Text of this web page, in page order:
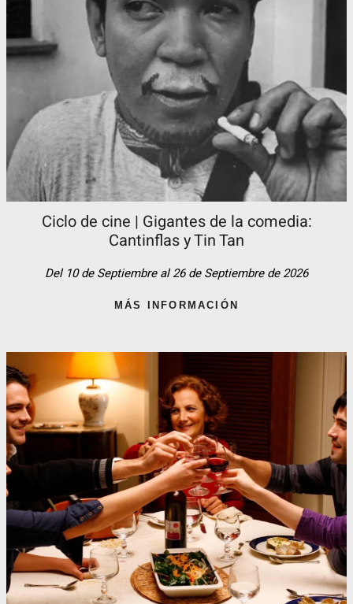
Ciclo de cine | Gigantes de la comedia:
Cantinflas y Tin Tan​
Del 10 de Septiembre al 26 de Septiembre de 2026
MÁS INFORMACIÓN